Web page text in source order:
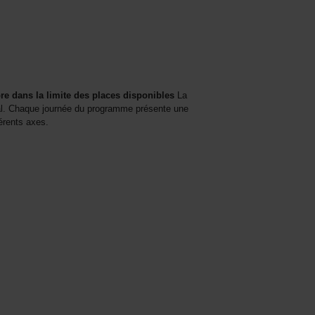
dans la limite des places disponibles La
Chaque journée du programme présente une
axes.